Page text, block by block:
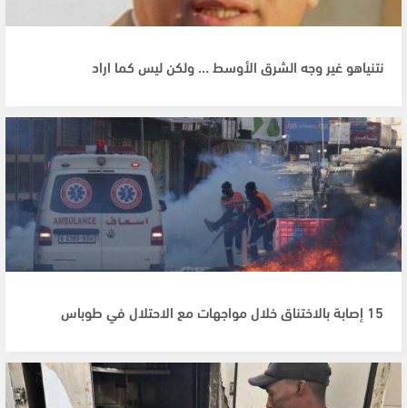
نتنياهو غير وجه الشرق الأوسط … ولكن ليس كما اراد
15 إصابة بالاختناق خلال مواجهات مع الاحتلال في طوباس